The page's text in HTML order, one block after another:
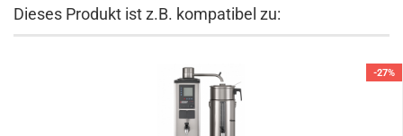
Dieses Produkt ist z.B. kompatibel zu:
-27%